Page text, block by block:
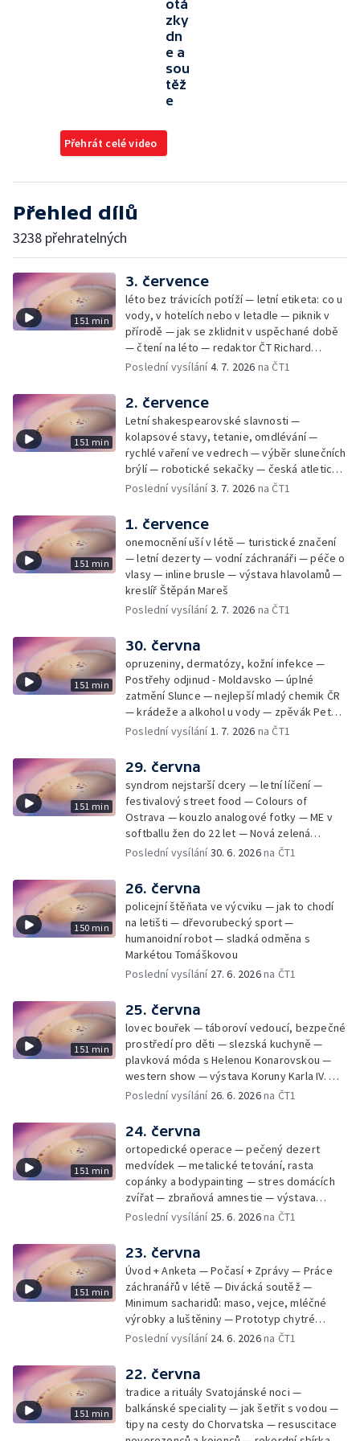
otá
zky
dn
e a
sou
těž
e
Přehrát celé video
Přehled dílů
3238 přehratelných
151 min
3. července
léto bez trávicích potíží — letní etiketa: co u
vody, v hotelích nebo v letadle — piknik v
přírodě — jak se zklidnit v uspěchané době
— čtení na léto — redaktor ČT Richard
Samko
Poslední vysílání4. 7. 2026 na ČT1
151 min
2. července
Letní shakespearovské slavnosti —
kolapsové stavy, tetanie, omdlévání —
rychlé vaření ve vedrech — výběr slunečních
brýlí — robotické sekačky — česká atletická
rekordmanka — psí seriál: výmarský
Poslední vysílání3. 7. 2026 na ČT1
151 min
1. července
onemocnění uší v létě — turistické značení
— letní dezerty — vodní záchranáři — péče o
vlasy — inline brusle — výstava hlavolamů —
kreslíř Štěpán Mareš
Poslední vysílání 2. 7. 2026 na ČT1
151 min
30. června
opruzeniny, dermatózy, kožní infekce —
Postřehy odjinud - Moldavsko — úplné
zatmění Slunce — nejlepší mladý chemik ČR
— krádeže a alkohol u vody — zpěvák Peter
Cmorik
Poslední vysílání1. 7. 2026 na ČT1
151 min
29. června
syndrom nejstarší dcery — letní líčení —
festivalový street food — Colours of
Ostrava — kouzlo analogové fotky — ME v
softballu žen do 22 let — Nová zelená
úsporám — Global Teacher Prize Czech
Poslední vysílání30. 6. 2026na ČT1
150 min
26. června
policejní štěňata ve výcviku — jak to chodí
na letišti — dřevorubecký sport —
humanoidní robot — sladká odměna s
Markétou Tomáškovou
Poslední vysílání 27. 6. 2026na ČT1
151 min
25. června
lovec bouřek — táboroví vedoucí, bezpečné
prostředí pro děti — slezská kuchyně —
plavková móda s Helenou Konarovskou —
western show — výstava Koruny Karla IV. —
mladý lezecký fenomén Josef Šindel
Poslední vysílání 26. 6. 2026na ČT1
151 min
24. června
ortopedické operace — pečený dezert
medvídek — metalické tetování, rasta
copánky a bodypainting — stres domácích
zvířat — zbraňová amnestie — výstava
mikrofotografií rostlin — fenomenální
Poslední vysílání 25. 6. 2026na ČT1
151 min
23. června
Úvod + Anketa — Počasí + Zprávy — Práce
záchranářů v létě — Divácká soutěž —
Minimum sacharidů: maso, vejce, mléčné
výrobky a luštěniny — Prototyp chytré
vložky do bot pro běžce — Anketa +
záchranářů v létě — Divácká soutěž —
Minimum sacharidů: maso, vejce, mléčné
výrobky a luštěniny — Jak se udržet v
kondici v létě bez posilovny — Prototyp
chytré vložky do bot pro běžce — Anketa +
Poslední vysílání 24. 6. 2026na ČT1
151 min
22. června
tradice a rituály Svatojánské noci —
balkánské speciality — jak šetřit s vodou —
tipy na cesty do Chorvatska — resuscitace